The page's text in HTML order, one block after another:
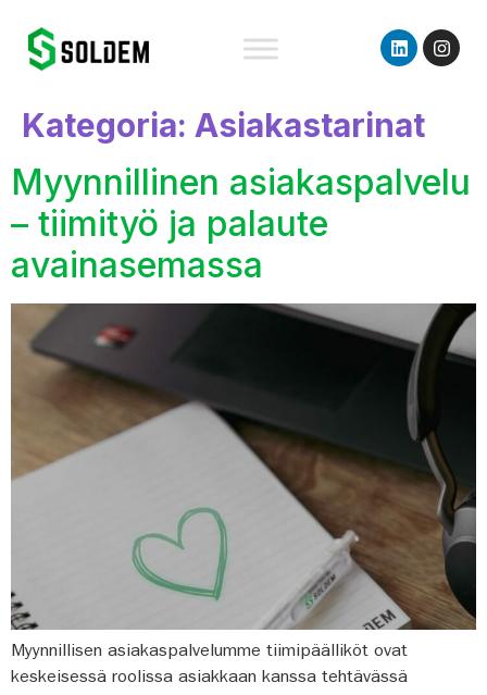
Kategoria: Asiakastarinat
Myynnillinen asiakaspalvelu
– tiimityö ja palaute
avainasemassa
Myynnillisen asiakaspalvelumme tiimipäälliköt ovat
keskeisessä roolissa asiakkaan kanssa tehtävässä